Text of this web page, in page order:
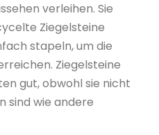
verleihen. Sie
Ziegelsteine
stapeln, um die
Ziegelsteine
gut, obwohl sie nicht
sind wie andere